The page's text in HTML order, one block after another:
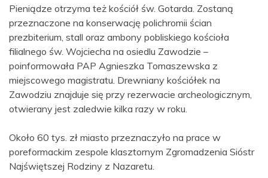
Pieniądze otrzyma też kościół św. Gotarda. Zostaną
przeznaczone na konserwację polichromii ścian
prezbiterium, stall oraz ambony pobliskiego kościoła
filialnego św. Wojciecha na osiedlu Zawodzie –
poinformowała PAP Agnieszka Tomaszewska z
miejscowego magistratu. Drewniany kościółek na
Zawodziu znajduje się przy rezerwacie archeologicznym,
otwierany jest zaledwie kilka razy w roku.
Około 60 tys. zł miasto przeznaczyło na prace w
poreformackim zespole klasztornym Zgromadzenia Sióstr
Najświętszej Rodziny z Nazaretu.